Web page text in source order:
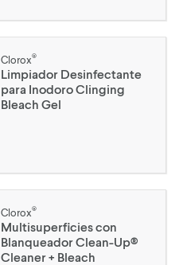
Clorox®
Limpiador Desinfectante
para Inodoro Clinging
Bleach Gel
Clorox®
Multisuperficies con
Blanqueador Clean-Up®
Cleaner + Bleach